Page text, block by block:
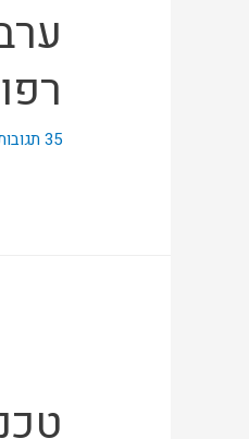
35 תגובות